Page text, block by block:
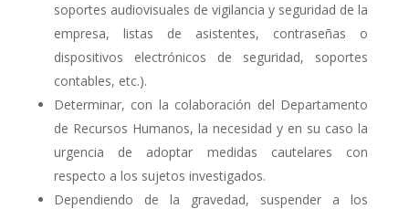
soportes audiovisuales de vigilancia y seguridad de la
empresa, listas de asistentes, contraseñas o
dispositivos electrónicos de seguridad, soportes
contables, etc.).
Determinar, con la colaboración del Departamento
de Recursos Humanos, la necesidad y en su caso la
urgencia de adoptar medidas cautelares con
respecto a los sujetos investigados.
Dependiendo de la gravedad, suspender a los